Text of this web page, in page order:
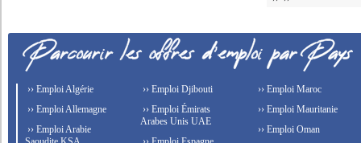
›› Emploi Algérie
›› Emploi Allemagne
›› Emploi Arabie
›› Emploi Djibouti
›› Emploi Émirats
Arabes Unis UAE
›› Emploi Maroc
›› Emploi Mauritanie
›› Emploi Oman